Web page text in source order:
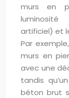
murs en
artificiel) et
Par
murs en
avec une
tandis
béton brut